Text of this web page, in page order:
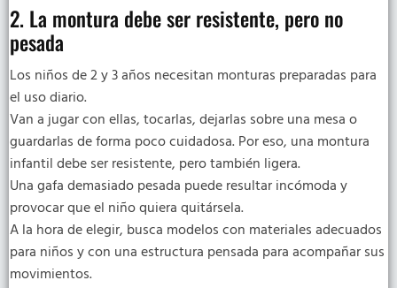
2. La montura debe ser resistente, pero no
pesada
Los niños de 2 y 3 años necesitan monturas preparadas para
el uso diario.
Van a jugar con ellas, tocarlas, dejarlas sobre una mesa o
guardarlas de forma poco cuidadosa. Por eso, una montura
infantil debe ser resistente, pero también ligera.
Una gafa demasiado pesada puede resultar incómoda y
provocar que el niño quiera quitársela.
A la hora de elegir, busca modelos con materiales adecuados
para niños y con una estructura pensada para acompañar sus
movimientos.